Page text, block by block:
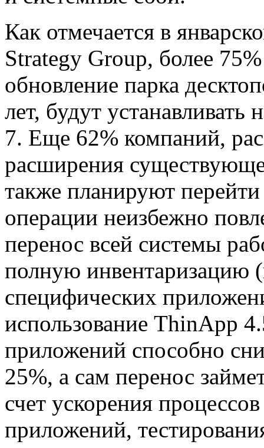
Как отмечается в
Strategy Group, более
обновление парка
лет, будут
7. Еще 62% компаний,
расширения
также планируют
операции неизбежно
перенос всей системы
полную инвентаризацию
специфических
использование ThinApp
приложений способно
25%, а сам перенос
счет ускорения
приложений,